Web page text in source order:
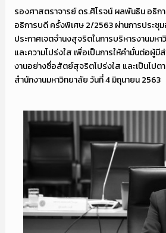
รองศาสตราจารย์ ดร.ศิโรจน์ ผลพันธิน อธิก
อธิการบดี ครั้งพิเศษ 2/2563 ผ่านการประชุ
ประกาศเจตจำนงสุจริตในการบริหารงานม
และความโปร่งใส เพื่อเป็นการให้คำมั่นต่อผู้
งานอย่างซื่อสัตย์สุจริตโปร่งใส และเป็นไป
สำนักงานมหาวิทยาลัย วันที่ 4 มิถุนายน 2563